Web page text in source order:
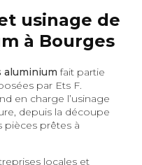
usinage de
à Bourges
aluminium fait partie
par Ets F.
en charge l’usinage
depuis la découpe
pièces prêtes à
locales et